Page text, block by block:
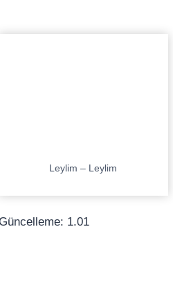
Leylim – Leylim
Güncelleme: 1.01